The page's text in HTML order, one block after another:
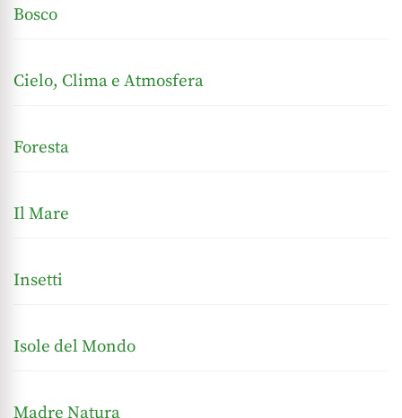
Bosco
Cielo, Clima e Atmosfera
Foresta
Il Mare
Insetti
Isole del Mondo
Madre Natura